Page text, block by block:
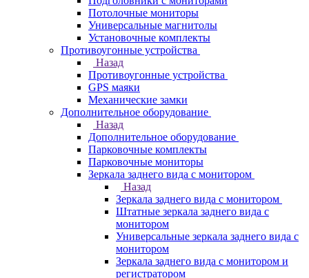
Потолочные мониторы
Универсальные магнитолы
Установочные комплекты
Противоугонные устройства
Назад
Противоугонные устройства
GPS маяки
Механические замки
Дополнительное оборудование
Назад
Дополнительное оборудование
Парковочные комплекты
Парковочные мониторы
Зеркала заднего вида с монитором
Назад
Зеркала заднего вида с монитором
Штатные зеркала заднего вида с
монитором
Универсальные зеркала заднего вида с
монитором
Зеркала заднего вида с монитором и
регистратором